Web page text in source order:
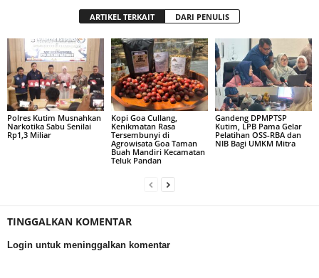
ARTIKEL TERKAIT DARI PENULIS
Polres Kutim Musnahkan
Narkotika Sabu Senilai
Rp1,3 Miliar
Kopi Goa Cullang,
Kenikmatan Rasa
Tersembunyi di
Agrowisata Goa Taman
Buah Mandiri Kecamatan
Teluk Pandan
Gandeng DPMPTSP
Kutim, LPB Pama Gelar
Pelatihan OSS-RBA dan
NIB Bagi UMKM Mitra
TINGGALKAN KOMENTAR
Login untuk meninggalkan komentar